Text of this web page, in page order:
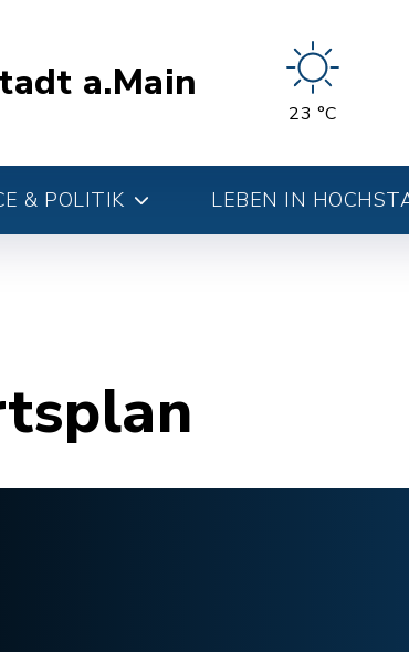
a.Main
23 °C
& POLITIK LEBEN IN